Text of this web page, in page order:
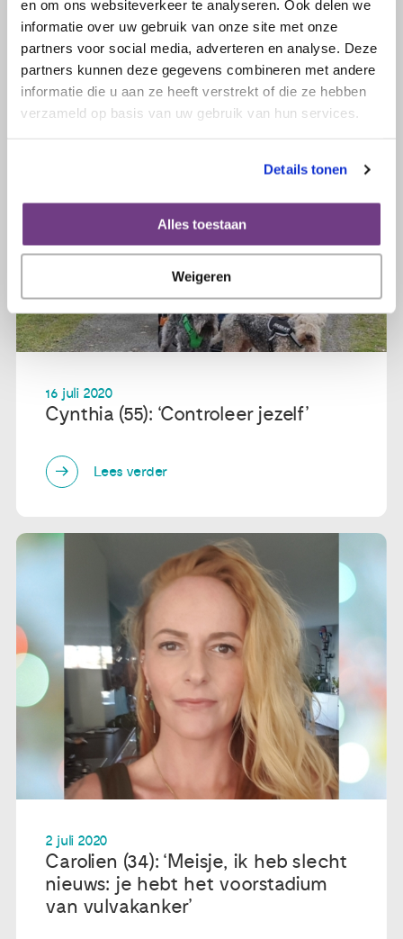
en om ons websiteverkeer te analyseren. Ook delen we
informatie over uw gebruik van onze site met onze
partners voor social media, adverteren en analyse. Deze
partners kunnen deze gegevens combineren met andere
informatie die u aan ze heeft verstrekt of die ze hebben
verzameld op basis van uw gebruik van hun services.
Details tonen
Alles toestaan
Weigeren
Lees verder
16 juli 2020
Cynthia (55): ‘Controleer jezelf’
Lees verder
2 juli 2020
Carolien (34): ‘Meisje, ik heb slecht
nieuws: je hebt het voorstadium
van vulvakanker’